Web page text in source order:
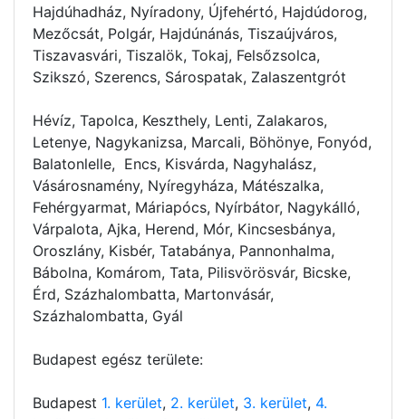
Hajdúhadház, Nyíradony, Újfehértó, Hajdúdorog,
Mezőcsát, Polgár, Hajdúnánás, Tiszaújváros,
Tiszavasvári, Tiszalök, Tokaj, Felsőzsolca,
Szikszó, Szerencs, Sárospatak, Zalaszentgrót
Hévíz, Tapolca, Keszthely, Lenti, Zalakaros,
Letenye, Nagykanizsa, Marcali, Böhönye, Fonyód,
Balatonlelle, Encs, Kisvárda, Nagyhalász,
Vásárosnamény, Nyíregyháza, Mátészalka,
Fehérgyarmat, Máriapócs, Nyírbátor, Nagykálló,
Várpalota, Ajka, Herend, Mór, Kincsesbánya,
Oroszlány, Kisbér, Tatabánya, Pannonhalma,
Bábolna, Komárom, Tata, Pilisvörösvár, Bicske,
Érd, Százhalombatta, Martonvásár,
Százhalombatta, Gyál
Budapest egész területe:
Budapest 1. kerület, 2. kerület, 3. kerület, 4.